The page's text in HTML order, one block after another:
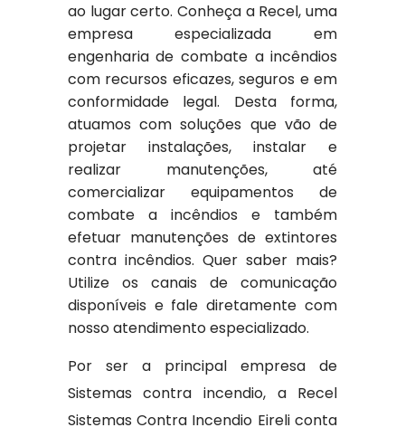
ao lugar certo. Conheça a Recel, uma
empresa especializada em
engenharia de combate a incêndios
com recursos eficazes, seguros e em
conformidade legal. Desta forma,
atuamos com soluções que vão de
projetar instalações, instalar e
realizar manutenções, até
comercializar equipamentos de
combate a incêndios e também
efetuar manutenções de extintores
contra incêndios. Quer saber mais?
Utilize os canais de comunicação
disponíveis e fale diretamente com
nosso atendimento especializado.
Por ser a principal empresa de
Sistemas contra incendio, a Recel
Sistemas Contra Incendio Eireli conta